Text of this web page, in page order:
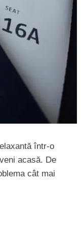
într-o
acasă. De
cât mai